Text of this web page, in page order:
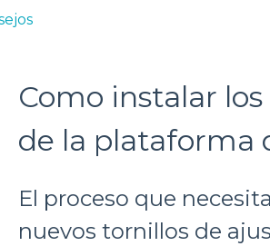
Como instalar
de la plataforma
El proceso que
nuevos tornillos de